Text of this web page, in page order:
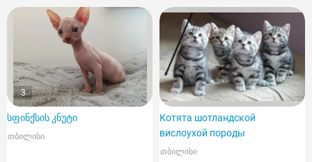
3
სფინქსის კნუტი
თბილისი
Котята шотландской
вислоухой породы
თბილისი